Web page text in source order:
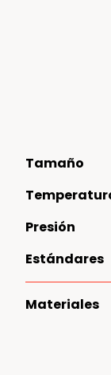
Tamaño
Presión
Estándares
Materiales